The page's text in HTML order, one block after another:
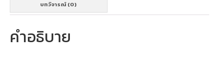
บทวิจารณ์ (0)
คำอธิบาย